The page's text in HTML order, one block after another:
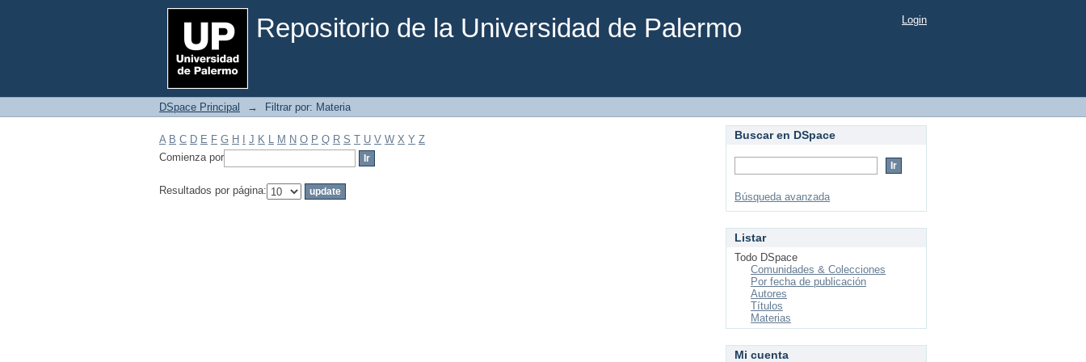
Repositorio de la Universidad de Palermo
Filtrar por: Materia Login
DSpace Principal → Filtrar por: Materia
A B C D E F G H J K L M N O P Q R S T U V W X Y Z
Comienza por
Resultados por página:
Buscar en DSpace
Búsqueda avanzada
Listar
Todo DSpace
Comunidades & Colecciones
Por fecha de publicación
Autores
Títulos
Materias
Mi cuenta